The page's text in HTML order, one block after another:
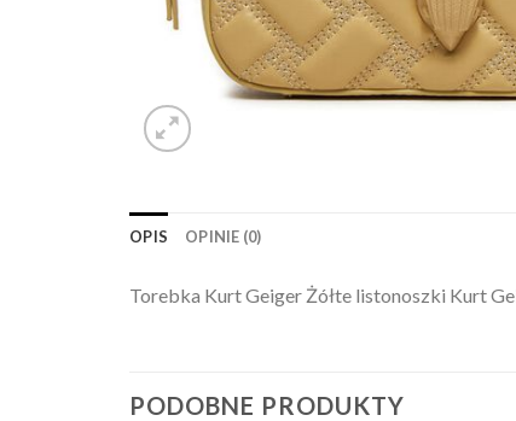
OPIS OPINIE (0)
Torebka Kurt Geiger Żółte listonoszki Kurt
PODOBNE PRODUKTY